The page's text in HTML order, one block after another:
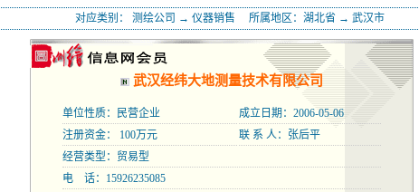
对应类别： 测绘公司 → 仪器销售 所属地区： 湖北省 → 武汉市
武汉经纬大地测量技术有限公司
单位性质：民营企业
成立日期：2006-05-06
注册资金： 100万元
联 系 人：张后平
经营类型：贸易型
电 话：15926235085